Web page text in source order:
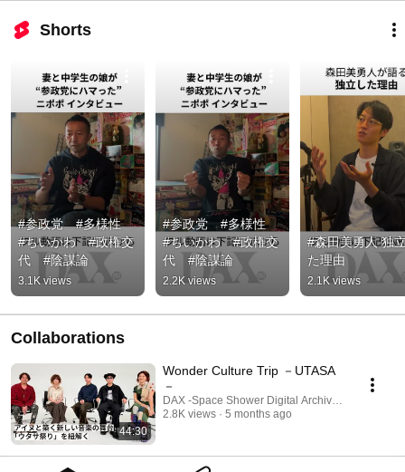
Shorts
#参政党　#多様性
#ちいかわ　#政権交
代　#陰謀論
3.1K views
#参政党　#多様性
#ちいかわ　#政権交
代　#陰謀論
2.2K views
#森田美勇人 独
た理由
2.1K views
Collaborations
44:30
Wonder Culture Trip －UTASA
－
DAX -Space Shower Digital Archives X- and
2.8K views
5 months ago